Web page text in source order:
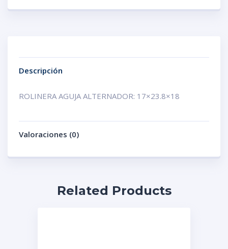
Descripción
ROLINERA AGUJA ALTERNADOR: 17×23.8×18
Valoraciones (0)
Related Products